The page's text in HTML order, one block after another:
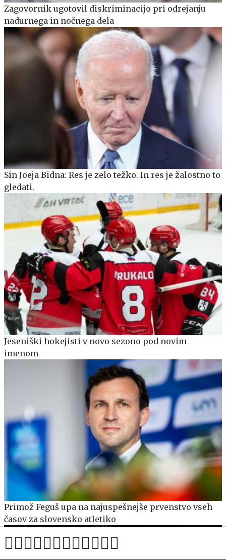
Zagovornik ugotovil diskriminacijo pri odrejanju
nadurnega in nočnega dela
Sin Joeja Bidna: Res je zelo težko. In res je žalostno to
gledati.
Jeseniški hokejisti v novo sezono pod novim
imenom
Primož Feguš upa na najuspešnejše prvenstvo vseh
časov za slovensko atletiko